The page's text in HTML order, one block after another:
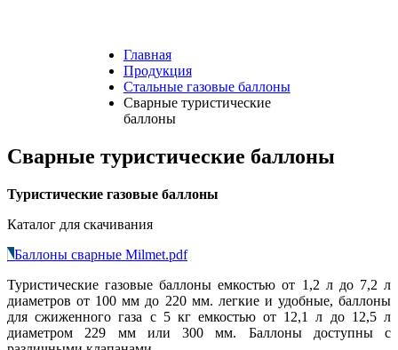
Главная
Продукция
Стальные газовые баллоны
Сварные туристические
баллоны
Сварные туристические баллоны
Туристические газовые баллоны
Каталог для скачивания
Баллоны сварные Milmet.pdf
Туристические газовые баллоны емкостью от 1,2 л до 7,2 л
диаметров от 100 мм до 220 мм. легкие и удобные, баллоны
для сжиженного газа с 5 кг емкостью от 12,1 л до 12,5 л
диаметром 229 мм или 300 мм. Баллоны доступны с